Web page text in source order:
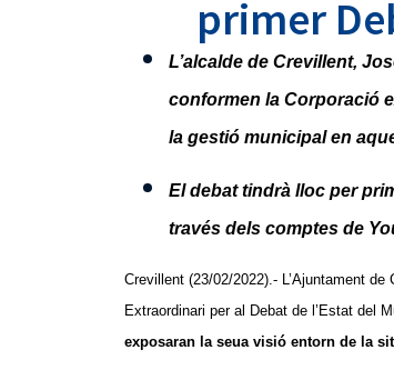
primer
L’alcalde de Crevillent,
conformen la Corporació
la gestió municipal en
El debat tindrà lloc per
través dels comptes de
Crevillent (23/02/2022).- L’Ajuntament
Extraordinari per al Debat de l’Estat del
exposaran la seua visió entorn de la